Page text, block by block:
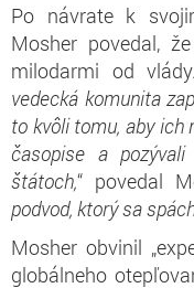
Po návrate k
Mosher povedal,
milodarmi od
vedecká komunita
to kvôli tomu, aby ich
časopise a
štátoch,“ povedal
podvod, ktorý sa
Mosher obvinil
globálneho